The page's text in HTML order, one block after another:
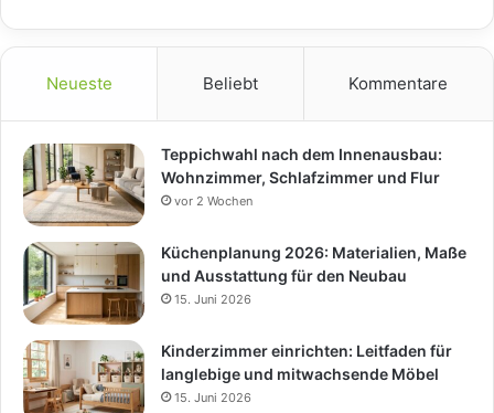
Neueste Beliebt Kommentare
Teppichwahl nach dem Innenausbau:
Wohnzimmer, Schlafzimmer und Flur
vor 2 Wochen
Küchenplanung 2026: Materialien, Maße
und Ausstattung für den Neubau
15. Juni 2026
Kinderzimmer einrichten: Leitfaden für
langlebige und mitwachsende Möbel
15. Juni 2026